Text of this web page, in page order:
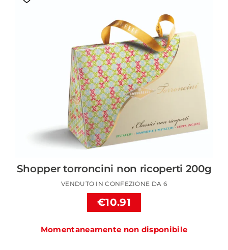
Shopper torroncini non ricoperti 200g
VENDUTO IN CONFEZIONE DA 6
€10.91
Momentaneamente non disponibile